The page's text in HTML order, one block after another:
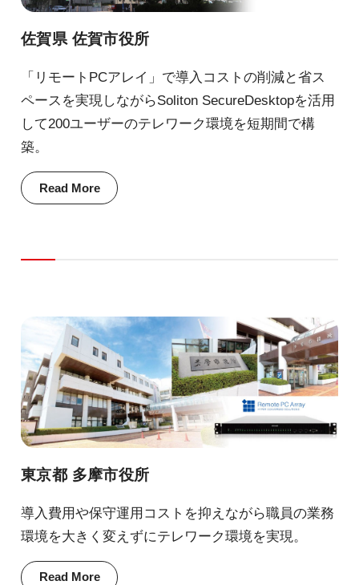
佐賀県 佐賀市役所
「リモートPCアレイ」で導入コストの削減と省ス
ペースを実現しながらSoliton SecureDesktopを活用
して200ユーザーのテレワーク環境を短期間で構
築。
Read More
東京都 多摩市役所
導入費用や保守運用コストを抑えながら職員の業務
環境を大きく変えずにテレワーク環境を実現。
Read More